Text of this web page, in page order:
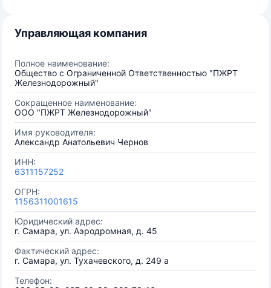
Управляющая компания
Полное наименование:
Общество с Ограниченной Ответственностью "ПЖРТ
Железнодорожный"
Сокращенное наименование:
ООО "ПЖРТ Железнодорожный"
Имя руководителя:
Александр Анатольевич Чернов
ИНН:
6311157252
ОГРН:
1156311001615
Юридический адрес:
г. Самара, ул. Аэродромная, д. 45
Фактический адрес:
г. Самара, ул. Тухачевского, д. 249 а
Телефон: